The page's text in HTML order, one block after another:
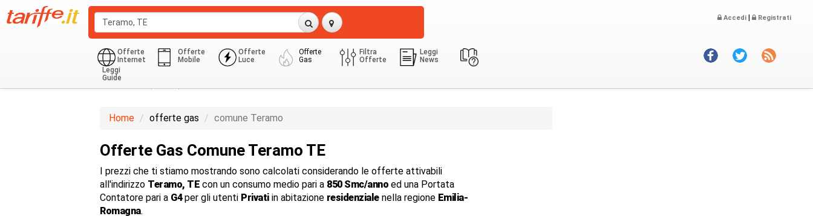
Accedi | Registrati
Offerte
Internet
Offerte
Mobile
Offerte
Luce
Offerte
Gas
Filtra
Offerte
Leggi
News
Leggi
Guide
Domestico (G1-G6)
Home offerte gas comune Teramo
Offerte Gas Comune Teramo TE
I prezzi che ti stiamo mostrando sono calcolati considerando le offerte attivabili
all'indirizzo Teramo, TE con un consumo medio pari a 850 Smc/anno ed una Portata
Contatore pari a G4per gli utenti Privatiin abitazione residenzialenella regione Emilia-
Romagna.